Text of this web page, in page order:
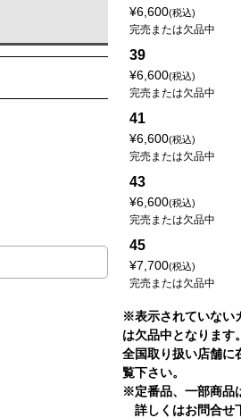
¥6,600 税込
完売または欠品中
39
¥6,600 税込
完売または欠品中
41
¥6,600 税込
完売または欠品中
43
¥6,600 税込
完売または欠品中
45
¥7,700 税込
完売または欠品中
※表示されていない
は欠品中となります。
全国取り扱い店舗に
覧下さい。
※定番品、一部商品
詳しくはお問合せ